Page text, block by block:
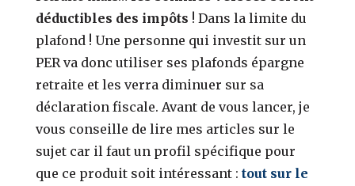
déductibles des impôts ! Dans la limite du
plafond ! Une personne qui investit sur un
PER va donc utiliser ses plafonds épargne
retraite et les verra diminuer sur sa
déclaration fiscale. Avant de vous lancer, je
vous conseille de lire mes articles sur le
sujet car il faut un profil spécifique pour
que ce produit soit intéressant :tout sur le